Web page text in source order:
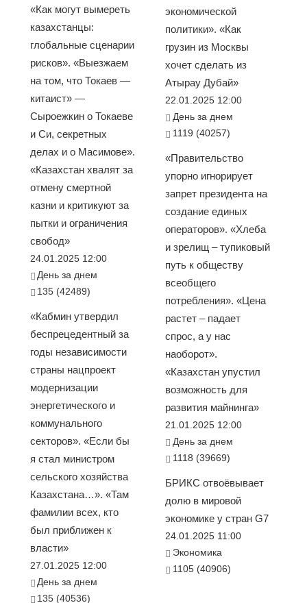
«Как могут вымереть
казахстанцы:
глобальные сценарии
рисков». «Выезжаем
на том, что Токаев —
китаист» —
Сыроежкин о Токаеве
и Си, секретных
делах и о Масимове».
«Казахстан хвалят за
отмену смертной
казни и критикуют за
пытки и ограничения
свобод»
24.01.2025 12:00
День за днем
135 (42489)
«Кабмин утвердил
беспрецедентный за
годы независимости
страны нацпроект
модернизации
энергетического и
коммунального
секторов». «Если бы
я стал министром
сельского хозяйства
Казахстана…». «Там
фамилии всех, кто
был приближен к
власти»
27.01.2025 12:00
День за днем
135 (40536)
экономической
политики». «Как
грузин из Москвы
хочет сделать из
Атырау Дубай»
22.01.2025 12:00
День за днем
1119 (40257)
«Правительство
упорно игнорирует
запрет президента на
создание единых
операторов». «Хлеба
и зрелищ – тупиковый
путь к обществу
всеобщего
потребления». «Цена
растет – падает
спрос, а у нас
наоборот».
«Казахстан упустил
возможность для
развития майнинга»
21.01.2025 12:00
День за днем
1118 (39669)
БРИКС отвоёвывает
долю в мировой
экономике у стран G7
24.01.2025 11:00
Экономика
1105 (40906)